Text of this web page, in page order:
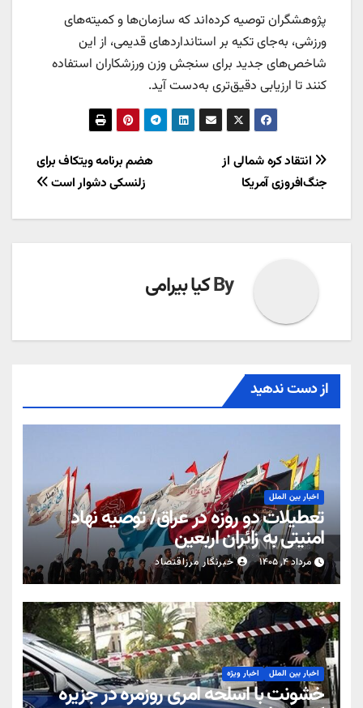
پژوهشگران توصیه کرده‌اند که سازمان‌ها و کمیته‌های
ورزشی، به‌جای تکیه بر استانداردهای قدیمی، از این
شاخص‌های جدید برای سنجش وزن ورزشکاران استفاده
کنند تا ارزیابی دقیق‌تری به‌دست آید.
راهبری
نوشته
هضم برنامه ویتکاف برای
زلنسکی دشوار است
انتقاد کره شمالی از
جنگ‌افروزی آمریکا
Byکیا بیرامی
از دست ندهید
اخبار بین الملل
تعطیلات دو روزه در عراق/ توصیه نهاد
امنیتی به زائران اربعین
مرداد ۴, ۱۴۰۵ خبرنگار مرزاقتصاد
اخبار بین الملل اخبار ویژه
خشونت با اسلحه امری روزمره در جزیره